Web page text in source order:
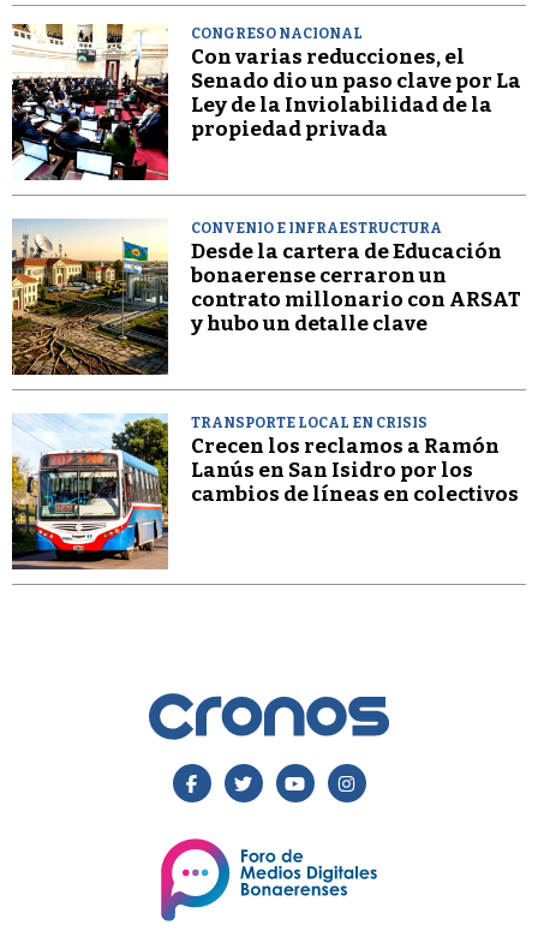
CONGRESO NACIONAL
Con varias reducciones, el
Senado dio un paso clave por La
Ley de la Inviolabilidad de la
propiedad privada
CONVENIO E INFRAESTRUCTURA
Desde la cartera de Educación
bonaerense cerraron un
contrato millonario con ARSAT
y hubo un detalle clave
TRANSPORTE LOCAL EN CRISIS
Crecen los reclamos a Ramón
Lanús en San Isidro por los
cambios de líneas en colectivos